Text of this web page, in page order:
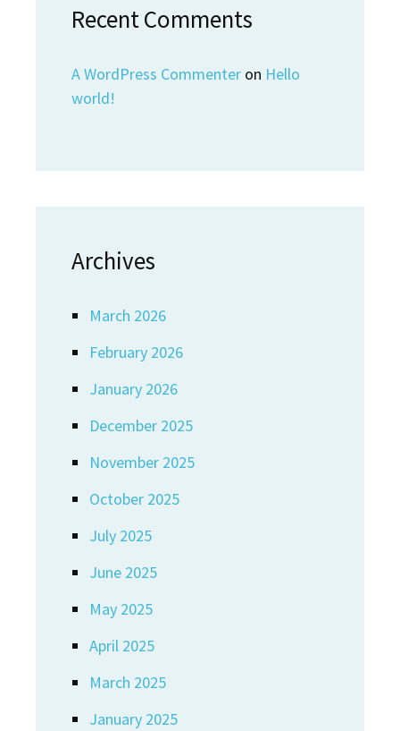
Recent Comments
A WordPress Commenter on Hello
world!
Archives
March 2026
February 2026
January 2026
December 2025
November 2025
October 2025
July 2025
June 2025
May 2025
April 2025
March 2025
January 2025